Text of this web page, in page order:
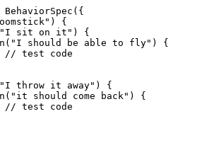
) {
"I sit on it" ) {
( "I should be able to fly" ) {
// test code
"I throw it away" ) {
( "it should come back" ) {
// test code